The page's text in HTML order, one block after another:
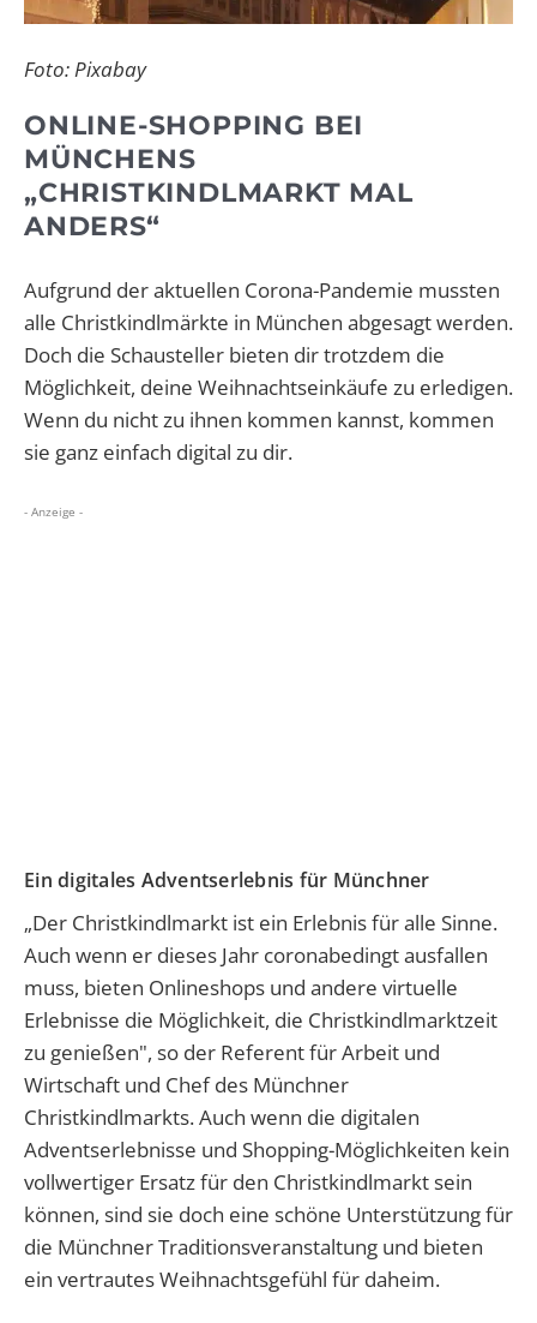
Foto: Pixabay
ONLINE-SHOPPING BEI
MÜNCHENS
„CHRISTKINDLMARKT MAL
ANDERS“
Aufgrund der aktuellen Corona-Pandemie mussten
alle Christkindlmärkte in München abgesagt werden.
Doch die Schausteller bieten dir trotzdem die
Möglichkeit, deine Weihnachtseinkäufe zu erledigen.
Wenn du nicht zu ihnen kommen kannst, kommen
sie ganz einfach digital zu dir.
- Anzeige -
Ein digitales Adventserlebnis für Münchner
„Der Christkindlmarkt ist ein Erlebnis für alle Sinne.
Auch wenn er dieses Jahr coronabedingt ausfallen
muss, bieten Onlineshops und andere virtuelle
Erlebnisse die Möglichkeit, die Christkindlmarktzeit
zu genießen", so der Referent für Arbeit und
Wirtschaft und Chef des Münchner
Christkindlmarkts. Auch wenn die digitalen
Adventserlebnisse und Shopping-Möglichkeiten kein
vollwertiger Ersatz für den Christkindlmarkt sein
können, sind sie doch eine schöne Unterstützung für
die Münchner Traditionsveranstaltung und bieten
ein vertrautes Weihnachtsgefühl für daheim.